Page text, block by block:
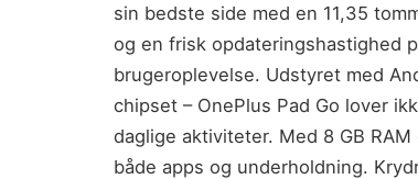
sin bedste side med en 11,35
og en frisk opdateringshastighed
brugeroplevelse. Udstyret med
chipset – OnePlus Pad Go lover
daglige aktiviteter. Med 8 GB
både apps og underholdning.